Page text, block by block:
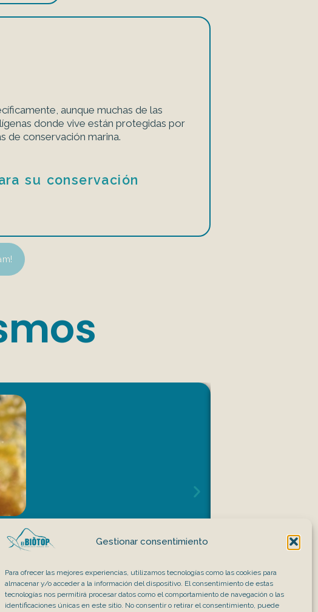
Gestionar consentimiento
Para ofrecer las mejores experiencias, utilizamos tecnologías como las cookies para
almacenar y/o acceder a la información del dispositivo. El consentimiento de estas
tecnologías nos permitirá procesar datos como el comportamiento de navegación o las
identificaciones únicas en este sitio. No consentir o retirar el consentimiento, puede
aunque muchas de las
donde vive están protegidas por
de conservación marina.
su conservación